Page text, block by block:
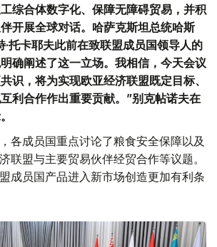
综合体数字化、保障无障碍贸易，并积
开展全球对话。哈萨克斯坦总统哈斯
·托卡耶夫此前在致联盟成员国领导人的
确阐述了这一立场。我相信，今天会议
识，将为实现欧亚经济联盟既定目标、
利合作作出重要贡献。”别克帖诺夫在
各成员国重点讨论了粮食安全保障以及
联盟与主要贸易伙伴经贸合作等议题。
成员国产品进入新市场创造更加有利条